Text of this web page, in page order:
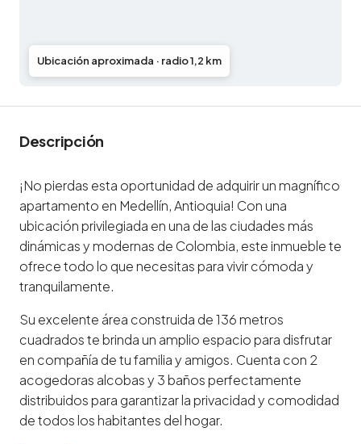
Ubicación aproximada · radio 1,2 km
Descripción
¡No pierdas esta oportunidad de adquirir un magnífico
apartamento en Medellín, Antioquia! Con una
ubicación privilegiada en una de las ciudades más
dinámicas y modernas de Colombia, este inmueble te
ofrece todo lo que necesitas para vivir cómoda y
tranquilamente.
Su excelente área construida de 136 metros
cuadrados te brinda un amplio espacio para disfrutar
en compañía de tu familia y amigos. Cuenta con 2
acogedoras alcobas y 3 baños perfectamente
distribuidos para garantizar la privacidad y comodidad
de todos los habitantes del hogar.